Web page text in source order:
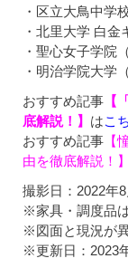
・区立大鳥中学
・北里大学 白金
・聖心女子学院
・明治学院大学
おすすめ記事 【
底解説！】 はこ
おすすめ記事 【
由を徹底解説！】
撮影日：2022年
※家具・調度品
※図面と現況が
※更新日：2023